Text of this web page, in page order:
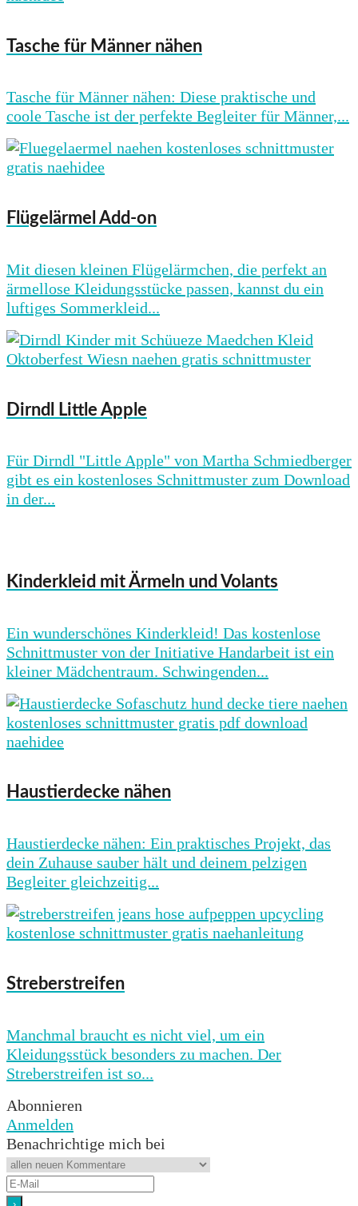
Tasche für Männer nähen
Tasche für Männer nähen: Diese praktische und
coole Tasche ist der perfekte Begleiter für Männer,...
Flügelärmel Add-on
Mit diesen kleinen Flügelärmchen, die perfekt an
ärmellose Kleidungsstücke passen, kannst du ein
luftiges Sommerkleid...
Dirndl Little Apple
Für Dirndl "Little Apple" von Martha Schmiedberger
gibt es ein kostenloses Schnittmuster zum Download
in der...
Kinderkleid mit Ärmeln und Volants
Ein wunderschönes Kinderkleid! Das kostenlose
Schnittmuster von der Initiative Handarbeit ist ein
kleiner Mädchentraum. Schwingenden...
Haustierdecke nähen
Haustierdecke nähen: Ein praktisches Projekt, das
dein Zuhause sauber hält und deinem pelzigen
Begleiter gleichzeitig...
Streberstreifen
Manchmal braucht es nicht viel, um ein
Kleidungsstück besonders zu machen. Der
Streberstreifen ist so...
Abonnieren
Anmelden
Benachrichtige mich bei